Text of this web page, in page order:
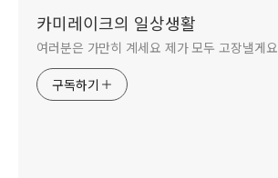
카미레이크의 일상생활
여러분은 가만히 계세요 제가 모두 고장낼게요
구독하기